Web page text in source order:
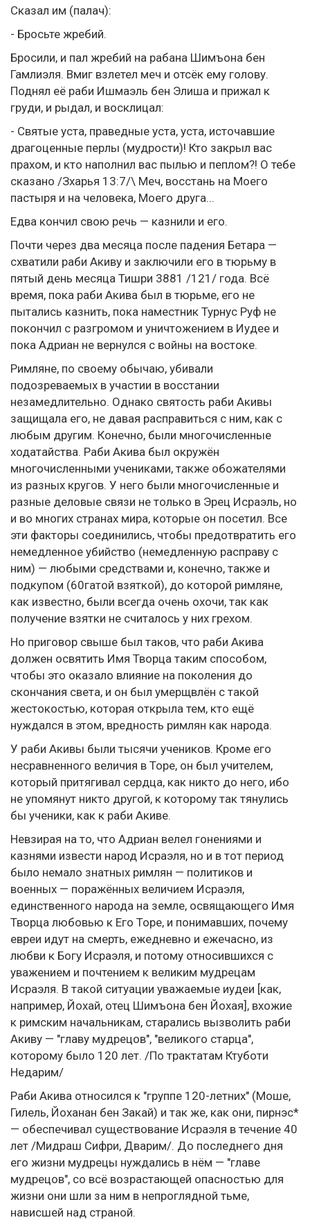
Сказал им (палач):
- Бросьте жребий.
Бросили, и пал жребий на рабана Шимъона бен
Гамлиэля. Вмиг взлетел меч и отсёк ему голову.
Поднял её раби Ишмаэль бен Элиша и прижал к
груди, и рыдал, и восклицал:
- Святые уста, праведные уста, уста, источавшие
драгоценные перлы (мудрости)! Кто закрыл вас
прахом, и кто наполнил вас пылью и пеплом?! О тебе
сказано /Зхарья 13:7/\ Меч, восстань на Моего
пастыря и на человека, Моего друга...
Едва кончил свою речь — казнили и его.
Почти через два месяца после падения Бетара —
схватили раби Акиву и заключили его в тюрьму в
пятый день месяца Тишри 3881 /121/ года. Всё
время, пока раби Акива был в тюрьме, его не
пытались казнить, пока наместник Турнус Руф не
покончил с разгромом и уничтожением в Иудее и
пока Адриан не вернулся с войны на востоке.
Римляне, по своему обычаю, убивали
подозреваемых в участии в восстании
незамедлительно. Однако святость раби Акивы
защищала его, не давая расправиться с ним, как с
любым другим. Конечно, были многочисленные
ходатайства. Раби Акива был окружён
многочисленными учениками, также обожателями
из разных кругов. У него были многочисленные и
разные деловые связи не только в Эрец Исраэль, но
и во многих странах мира, которые он посетил. Все
эти факторы соединились, чтобы предотвратить его
немедленное убийство (немедленную расправу с
ним) — любыми средствами и, конечно, также и
подкупом (60гатой взяткой), до которой римляне,
как известно, были всегда очень охочи, так как
получение взятки не считалось у них грехом.
Но приговор свыше был таков, что раби Акива
должен освятить Имя Творца таким способом,
чтобы это оказало влияние на поколения до
скончания света, и он был умерщвлён с такой
жестокостью, которая открыла тем, кто ещё
нуждался в этом, вредность римлян как народа.
У раби Акивы были тысячи учеников. Кроме его
несравненного величия в Торе, он был учителем,
который притягивал сердца, как никто до него, ибо
не упомянут никто другой, к которому так тянулись
бы ученики, как к раби Акиве.
Невзирая на то, что Адриан велел гонениями и
казнями извести народ Исраэля, но и в тот период
было немало знатных римлян — политиков и
военных — поражённых величием Исраэля,
единственного народа на земле, освящающего Имя
Творца любовью к Его Торе, и понимавших, почему
евреи идут на смерть, ежедневно и ежечасно, из
любви к Богу Исраэля, и потому относившихся с
уважением и почтением к великим мудрецам
Исраэля. В такой ситуации уважаемые иудеи [как,
например, Йохай, отец Шимъона бен Йохая], вхожие
к римским начальникам, старались вызволить раби
Акиву — "главу мудрецов", "великого старца",
которому было 120 лет. /По трактатам Ктуботи
Недарим/
Раби Акива относился к "группе 120-летних" (Моше,
Гилель, Йоханан бен Закай) и так же, как они, пирнэс*
— обеспечивал существование Исраэля в течение 40
лет /Мидраш Сифри, Дварим/. До последнего дня
его жизни мудрецы нуждались в нём — "главе
мудрецов", со всё возрастающей опасностью для
жизни они шли за ним в непроглядной тьме,
нависшей над страной.